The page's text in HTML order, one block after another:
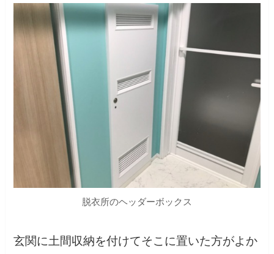
脱衣所のヘッダーボックス
玄関に土間収納を付けてそこに置いた方がよか